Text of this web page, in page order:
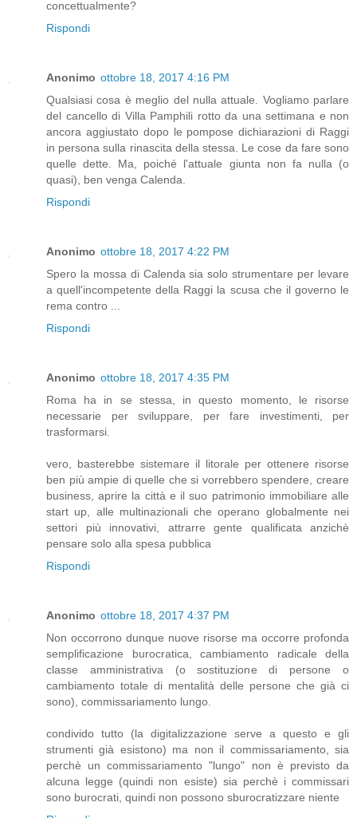
concettualmente?
Rispondi
Anonimo ottobre 18, 2017 4:16 PM
Qualsiasi cosa è meglio del nulla attuale. Vogliamo parlare
del cancello di Villa Pamphili rotto da una settimana e non
ancora aggiustato dopo le pompose dichiarazioni di Raggi
in persona sulla rinascita della stessa. Le cose da fare sono
quelle dette. Ma, poiché l'attuale giunta non fa nulla (o
quasi), ben venga Calenda.
Rispondi
Anonimo ottobre 18, 2017 4:22 PM
Spero la mossa di Calenda sia solo strumentare per levare
a quell'incompetente della Raggi la scusa che il governo le
rema contro ...
Rispondi
Anonimo ottobre 18, 2017 4:35 PM
Roma ha in se stessa, in questo momento, le risorse
necessarie per sviluppare, per fare investimenti, per
trasformarsi.
vero, basterebbe sistemare il litorale per ottenere risorse
ben più ampie di quelle che si vorrebbero spendere, creare
business, aprire la città e il suo patrimonio immobiliare alle
start up, alle multinazionali che operano globalmente nei
settori più innovativi, attrarre gente qualificata anzichè
pensare solo alla spesa pubblica
Rispondi
Anonimo ottobre 18, 2017 4:37 PM
Non occorrono dunque nuove risorse ma occorre profonda
semplificazione burocratica, cambiamento radicale della
classe amministrativa (o sostituzione di persone o
cambiamento totale di mentalità delle persone che già ci
sono), commissariamento lungo.
condivido tutto (la digitalizzazione serve a questo e gli
strumenti già esistono) ma non il commissariamento, sia
perchè un commissariamento "lungo" non è previsto da
alcuna legge (quindi non esiste) sia perchè i commissari
sono burocrati, quindi non possono sburocratizzare niente